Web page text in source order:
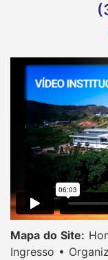
Mapa do Site:
Ingresso •